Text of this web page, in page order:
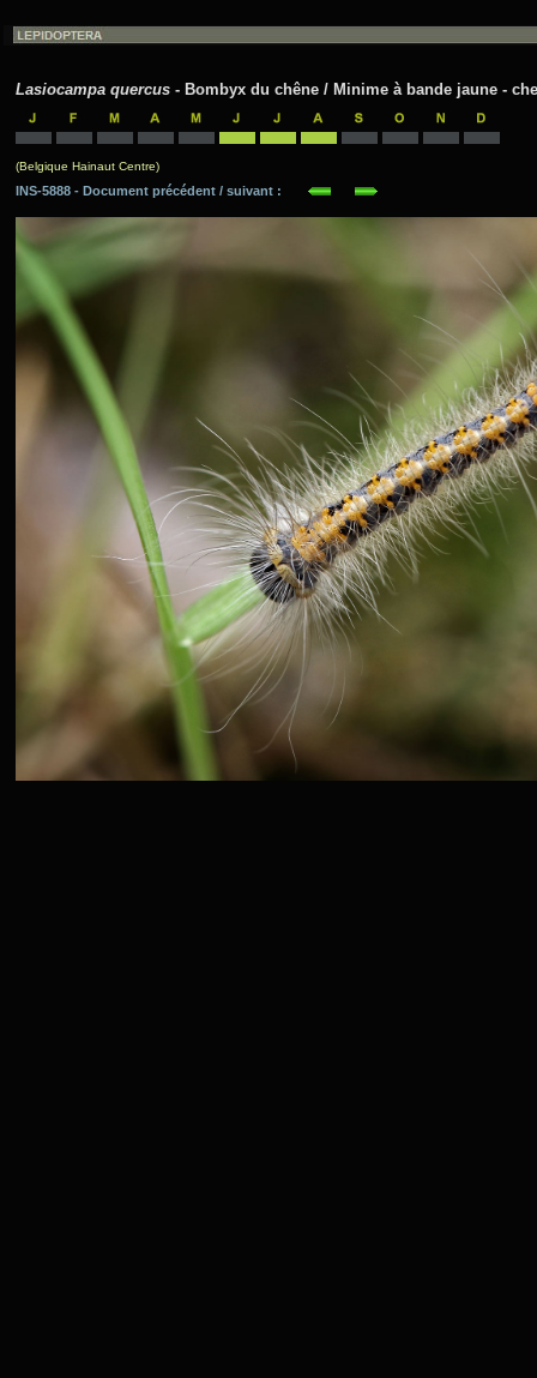
Lasiocampa quercus - Bombyx du chêne / Minime à bande jaune -
(Belgique Hainaut Centre)
INS-5888 - Document précédent / suivant :